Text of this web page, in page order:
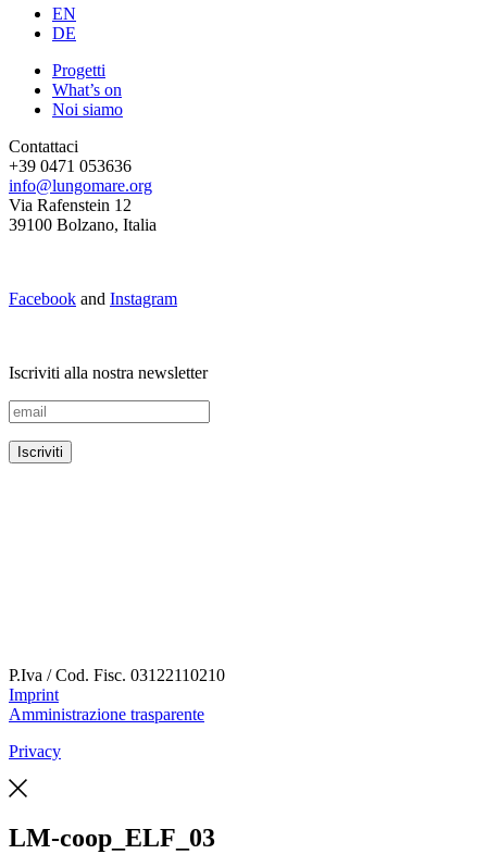
EN
DE
Progetti
What’s on
Noi siamo
Contattaci
+39 0471 053636
info@lungomare.org
Via Rafenstein 12
39100 Bolzano, Italia
Facebook and Instagram
Iscriviti alla nostra newsletter
P.Iva / Cod. Fisc. 03122110210
Imprint
Amministrazione trasparente
Privacy
LM-coop_ELF_03